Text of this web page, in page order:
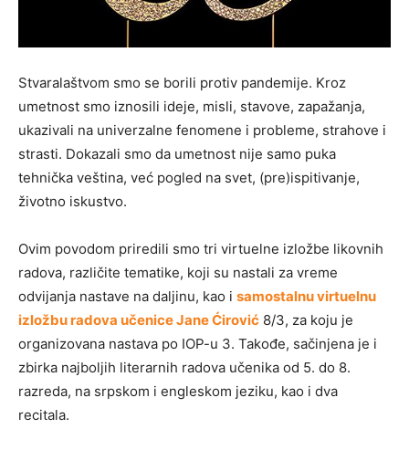
Stvaralaštvom smo se borili protiv pandemije. Kroz
umetnost smo iznosili ideje, misli, stavove, zapažanja,
ukazivali na univerzalne fenomene i probleme, strahove i
strasti. Dokazali smo da umetnost nije samo puka
tehnička veština, već pogled na svet, (pre)ispitivanje,
životno iskustvo.
Ovim povodom priredili smo tri virtuelne izložbe likovnih
radova, različite tematike, koji su nastali za vreme
odvijanja nastave na daljinu, kao i samostalnu virtuelnu
izložbu radova učenice Jane Ćirović 8/3, za koju je
organizovana nastava po IOP-u 3. Takođe, sačinjena je i
zbirka najboljih literarnih radova učenika od 5. do 8.
razreda, na srpskom i engleskom jeziku, kao i dva
recitala.